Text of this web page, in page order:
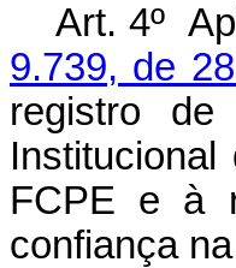
Art. 4º
9.739, de
registro
FCPE e à
confiança